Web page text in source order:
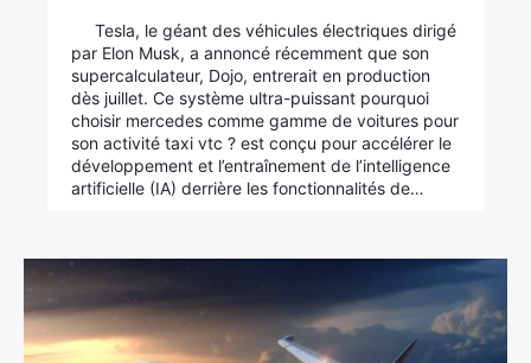
Tesla, le géant des véhicules électriques dirigé
par Elon Musk, a annoncé récemment que son
supercalculateur, Dojo, entrerait en production
dès juillet. Ce système ultra-puissant pourquoi
choisir mercedes comme gamme de voitures pour
son activité taxi vtc ? est conçu pour accélérer le
développement et l’entraînement de l’intelligence
artificielle (IA) derrière les fonctionnalités de…